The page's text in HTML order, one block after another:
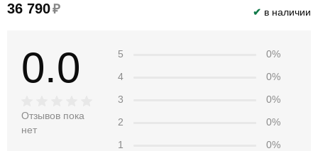
36 790₽ ✔ в наличии
0.0
Отзывов пока
нет
5
0%
4
0%
3
0%
2
0%
1
0%